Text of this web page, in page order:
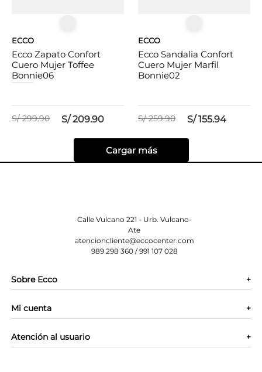
ECCO
Ecco Zapato Confort
Cuero Mujer Toffee
Bonnie06
S/ 299.90 S/ 209.90
ECCO
Ecco Sandalia Confort
Cuero Mujer Marfil
Bonnie02
S/ 259.90 S/ 155.94
Calle Vulcano 221 - Urb. Vulcano-
Ate
atencioncliente@eccocenter.com
989 298 360 / 991 107 028
Sobre Ecco +
Contáctanos
Quienes somos
Mi cuenta +
Regístrate
Atención al usuario +